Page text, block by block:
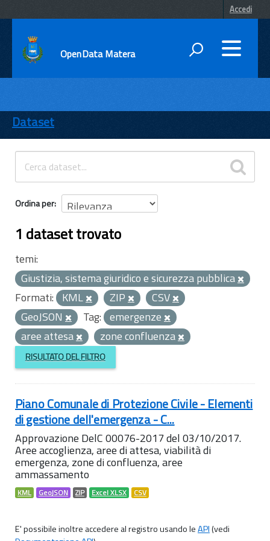
Accedi
OpenData Matera
ENTI
TEMI
INFORMAZIONI
Dataset
Ordina per
1 dataset trovato
temi:
Giustizia, sistema giuridico e sicurezza pubblica
Formati: KML ZIP
CSV
GeoJSON
Tag: emergenze
aree attesa
zone confluenza
RISULTATO DEL FILTRO
Piano Comunale di Protezione Civile - Elementi
di gestione dell'emergenza - C...
Approvazione DelC 00076-2017 del 03/10/2017.
Aree accoglienza, aree di attesa, viabilità di
emergenza, zone di confluenza, aree
ammassamento
KML GeoJSON ZIP Excel XLSX CSV
E' possibile inoltre accedere al registro usando leAPI(vedi